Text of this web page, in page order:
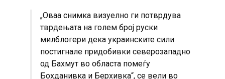
„Оваа снимка визуелно ги потврдува
тврдењата на голем број руски
милблогери дека украинските сили
постигнале придобивки северозападно
од Бахмут во областа помеѓу
Бохданивка и Берхивка“, се вели во